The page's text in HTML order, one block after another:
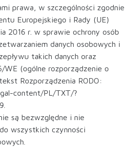
prawa, w szczególności zgodnie
Europejskiego i Rady (UE)
2016 r. w sprawie ochrony osób
danych osobowych i
takich danych oraz
(ogólne rozporządzenie o
Rozporządzenia RODO:
content/PL/TXT/?
są bezwzględne i nie
wszystkich czynności